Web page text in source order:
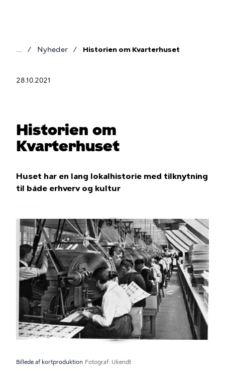
Nyheder Historien om Kvarterhuset
28.10.2021
Historien om
Kvarterhuset
Huset har en lang lokalhistorie med tilknytning
til både erhverv og kultur
Billede af kortproduktion Fotograf Ukendt